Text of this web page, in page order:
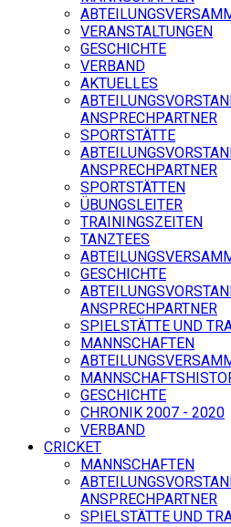
VERANSTALTUNGEN
GESCHICHTE
VERBAND
AKTUELLES
ANSPRECHPARTNER
SPORTSTÄTTE
ANSPRECHPARTNER
SPORTSTÄTTEN
ÜBUNGSLEITER
TRAININGSZEITEN
TANZTEES
GESCHICHTE
ANSPRECHPARTNER
SPIELSTÄTTE UND
MANNSCHAFTEN
GESCHICHTE
CHRONIK 2007 - 2020
VERBAND
CRICKET
MANNSCHAFTEN
ANSPRECHPARTNER
SPIELSTÄTTE UND